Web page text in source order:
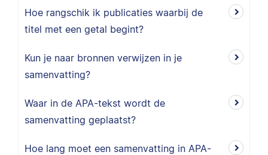
Hoe rangschik ik publicaties waarbij de
titel met een getal begint?
Kun je naar bronnen verwijzen in je
samenvatting?
Waar in de APA-tekst wordt de
samenvatting geplaatst?
Hoe lang moet een samenvatting in APA-